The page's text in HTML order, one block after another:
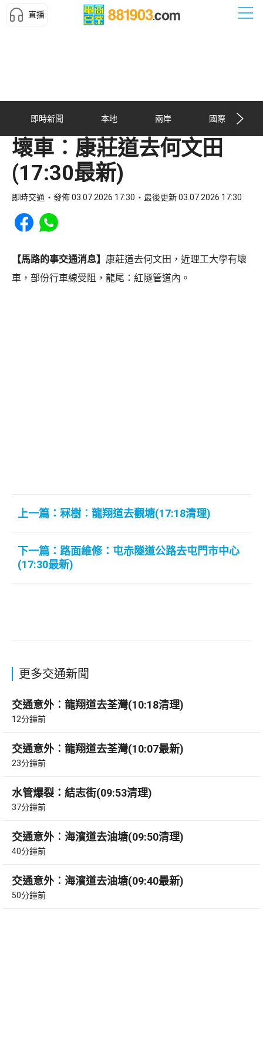
直播
即時新聞 本地 兩岸 國際
壞車︰康莊道去何文田
(17:30最新)
即時交通 發佈 03.07.2026 17:30 最後更新 03.07.2026 17:30
Share to Facebook
Share to WhatsApp
【馬路的事交通消息】 康莊道去何文田，近理工大學有壞
車，部份行車線受阻，龍尾：紅隧管道內。
上一篇：冧樹︰龍翔道去觀塘(17:18清理)
下一篇：路面維修：屯赤隧道公路去屯門市中心
(17:30最新)
更多交通新聞
交通意外︰龍翔道去荃灣(10:18清理)
12分鐘前
交通意外︰龍翔道去荃灣(10:07最新)
23分鐘前
水管爆裂：結志街(09:53清理)
37分鐘前
交通意外︰海濱道去油塘(09:50清理)
40分鐘前
交通意外︰海濱道去油塘(09:40最新)
50分鐘前